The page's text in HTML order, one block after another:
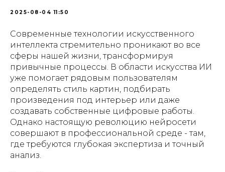
2025-08-04 11:50
Современные технологии искусственного
интеллекта стремительно проникают во все
сферы нашей жизни, трансформируя
привычные процессы. В области искусства ИИ
уже помогает рядовым пользователям
определять стиль картин, подбирать
произведения под интерьер или даже
создавать собственные цифровые работы.
Однако настоящую революцию нейросети
совершают в профессиональной среде - там,
где требуются глубокая экспертиза и точный
анализ.